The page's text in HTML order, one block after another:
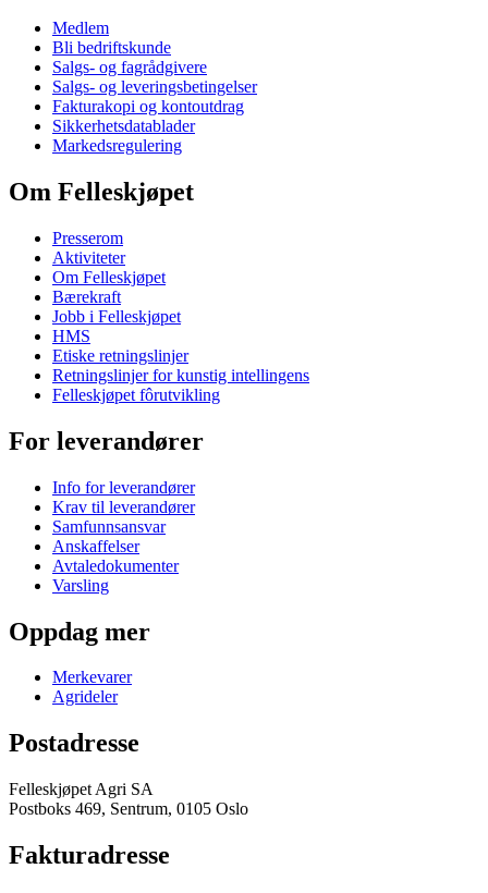
Medlem
Bli bedriftskunde
Salgs- og fagrådgivere
Salgs- og leveringsbetingelser
Fakturakopi og kontoutdrag
Sikkerhetsdatablader
Markedsregulering
Om Felleskjøpet
Presserom
Aktiviteter
Om Felleskjøpet
Bærekraft
Jobb i Felleskjøpet
HMS
Etiske retningslinjer
Retningslinjer for kunstig intellingens
Felleskjøpet fôrutvikling
For leverandører
Info for leverandører
Krav til leverandører
Samfunnsansvar
Anskaffelser
Avtaledokumenter
Varsling
Oppdag mer
Merkevarer
Agrideler
Postadresse
Felleskjøpet Agri SA
Postboks 469, Sentrum, 0105 Oslo
Fakturadresse